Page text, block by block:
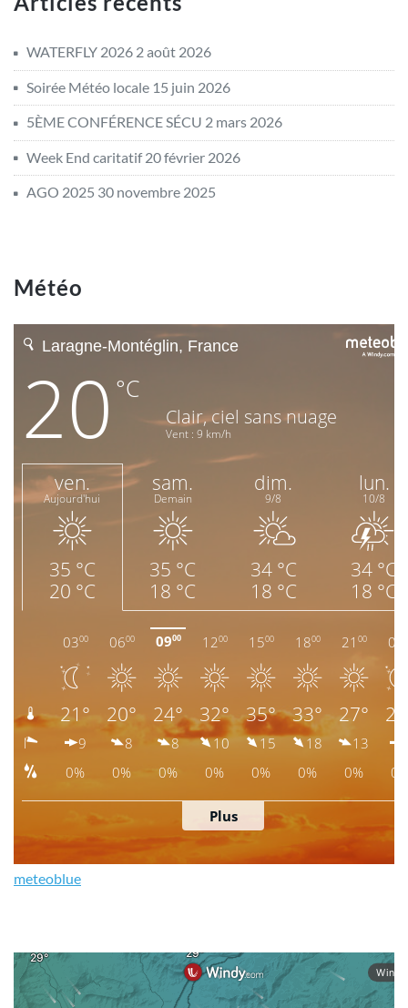
WATERFLY 2026 2 août 2026
Soirée Météo locale 15 juin 2026
5ÈME CONFÉRENCE SÉCU 2 mars 2026
Week End caritatif 20 février 2026
AGO 2025 30 novembre 2025
Météo
meteoblue